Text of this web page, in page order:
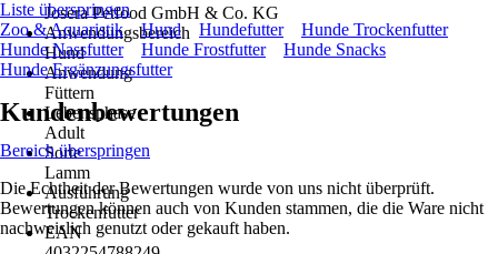
Josera Petfood GmbH & Co. KG
Anwendungsbereich
Hund
Anwendung
Füttern
Lebensphase
Adult
Sorte
Lamm
Ausführung
Trockenfutter
EAN
Liste überspringen
Zoo & Aquaristik
Hund Hundefutter
Hunde Trockenfutter
Hunde Nassfutter
Hunde Frostfutter
Hunde Snacks
Hunde Ergänzungsfutter
Kundenbewertungen
Bereich überspringen
Die Echtheit der Bewertungen wurde von uns nicht überprüft.
Bewertungen können auch von Kunden stammen, die die Ware nicht
nachweislich genutzt oder gekauft haben.